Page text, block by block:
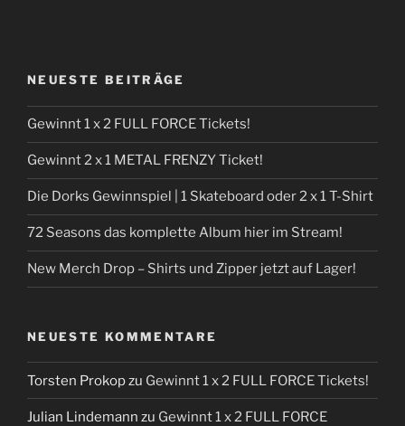
NEUESTE BEITRÄGE
Gewinnt 1 x 2 FULL FORCE Tickets!
Gewinnt 2 x 1 METAL FRENZY Ticket!
Die Dorks Gewinnspiel | 1 Skateboard oder 2 x 1 T-Shirt
72 Seasons das komplette Album hier im Stream!
New Merch Drop – Shirts und Zipper jetzt auf Lager!
NEUESTE KOMMENTARE
Torsten Prokopzu Gewinnt 1 x 2 FULL FORCE Tickets!
Julian Lindemann zu Gewinnt 1 x 2 FULL FORCE